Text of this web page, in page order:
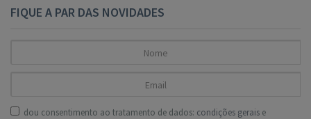
FIQUE A PAR DAS NOVIDADES
dou consentimento ao tratamento de dados: condições gerais e